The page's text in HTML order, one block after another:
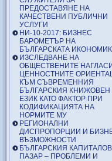
ПРЕДОСТАВЯНЕ НА
КАЧЕСТВЕНИ ПУБЛИЧНИ
УСЛУГИ
НИ-10-2017: БИЗНЕС
БАРОМЕТЪР НА
БЪЛГАРСКАТА
ИЗСЛЕДВАНЕ НА
ОБЩЕСТВЕНИТЕ
ЦЕННОСТНИТЕ
КЪМ СЪВРЕМЕННИЯ
БЪЛГАРСКИЯ КНИЖОВЕН
ЕЗИК КАТО ФАКТОР ПРИ
КОДИФИКАЦИЯТА НА
НОРМИТЕ МУ
РЕГИОНАЛНИ
ДИСПРОПОРЦИИ И
ВЪЗМОЖНОСТИ
БЪЛГАРСКИЯ КАПИТАЛОВ
ПАЗАР – ПРОБЛЕМИ И